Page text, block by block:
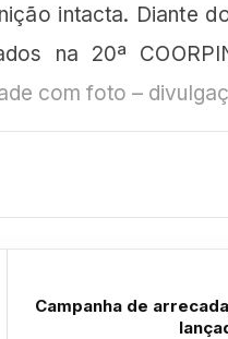
intacta. Diante
na 20ª
com foto –
Campanha de